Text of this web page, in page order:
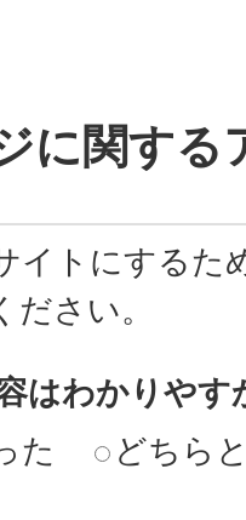
に関する
イトにするた
さい。
はわかりやす
た
どちら